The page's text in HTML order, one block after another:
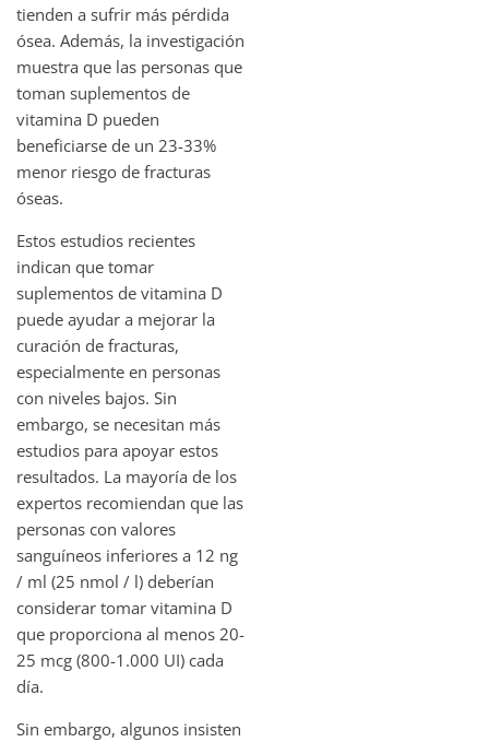
tienden a sufrir más pérdida
ósea. Además, la investigación
muestra que las personas que
toman suplementos de
vitamina D pueden
beneficiarse de un 23-33%
menor riesgo de fracturas
óseas.
Estos estudios recientes
indican que tomar
suplementos de vitamina D
puede ayudar a mejorar la
curación de fracturas,
especialmente en personas
con niveles bajos. Sin
embargo, se necesitan más
estudios para apoyar estos
resultados. La mayoría de los
expertos recomiendan que las
personas con valores
sanguíneos inferiores a 12 ng
/ ml (25 nmol / l) deberían
considerar tomar vitamina D
que proporciona al menos 20-
25 mcg (800-1.000 UI) cada
día.
Sin embargo, algunos insisten